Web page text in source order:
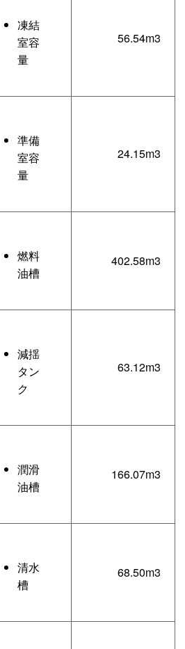
凍結
室容
量
56.54m3
準備
室容
量
24.15m3
燃料
油槽
402.58m3
減揺
タン
ク
63.12m3
潤滑
油槽
166.07m3
清水
槽
68.50m3